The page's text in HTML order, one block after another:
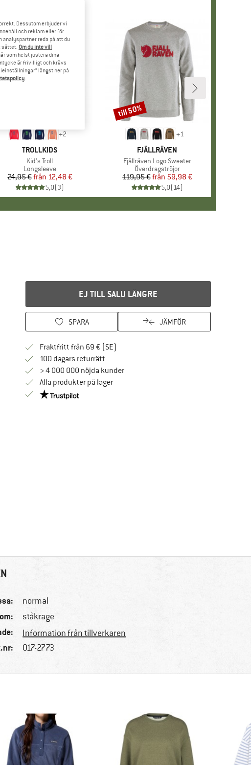
+2
VARUMÄRKE
TROLLKIDS
Produkter
Kid's Troll
Produktgrupp
Longsleeve
Pris
24,95 € Reducerat pris
från 12,48 €
5,0(3)
+1
VARUMÄRKE
FJÄLLRÄVEN
Produkter
Fjällräven Logo Sweater
Produktgrupp
Överdragströjor
Pris
119,95 € Reducerat pris
från 59,98 €
5,0(14)
Rabatt
till 50%
EJ TILL SALU LÄNGRE
SPARA JÄMFÖR
Fraktfritt från 69 € (SE)
100 dagars returrättGå till returpolicyn här Öppnas i en inforuta
> 4 000 000 nöjda kunder
Alla produkter på lager
Trust Pilot-garanti - hitta all information här!
normal
ståkrage
Information från tillverkaren
017-2773
Dessutom erbjuder vi
och reklam eller för
analyspartner reda på att du
sättet. Om du inte vill
som helst justera dina
är frivilligt och krävs
längst ner på
.